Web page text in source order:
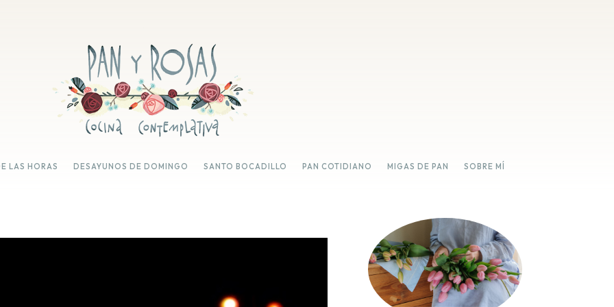
LAS HORAS DESAYUNOS DE DOMINGO SANTO BOCADILLO PAN COTIDIANO MIGAS DE PAN SOBRE MÍ